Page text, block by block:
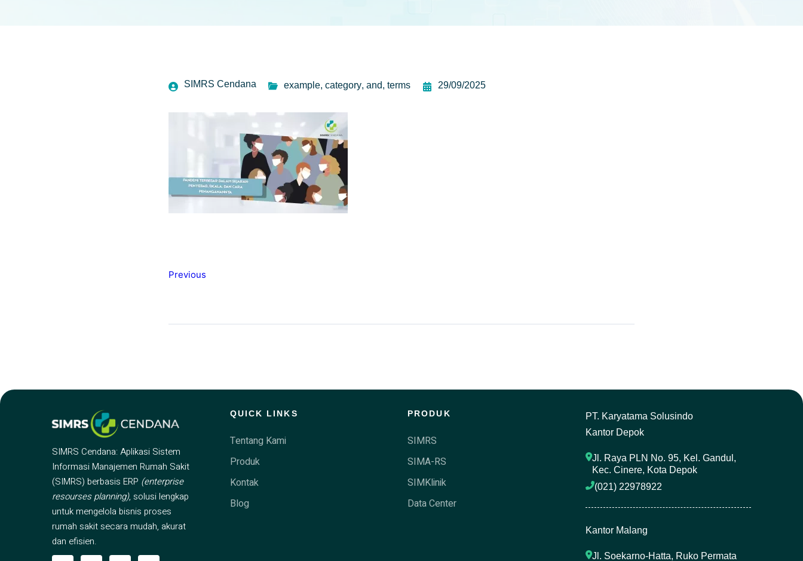
SIMRS Cendana example, category, and, terms 29/09/2025
Previous
SIMRS Cendana: Aplikasi Sistem
Informasi Manajemen Rumah Sakit
(SIMRS) berbasis ERP (enterprise
resourses planning), solusi lengkap
untuk mengelola bisnis proses
rumah sakit secara mudah, akurat
dan efisien.
QUICK LINKS
Tentang Kami
Produk
Kontak
Blog
PRODUK
SIMRS
SIMA-RS
SIMKlinik
Data Center
PT. Karyatama Solusindo
Kantor Depok
Jl. Raya PLN No. 95, Kel. Gandul,
Kec. Cinere, Kota Depok
(021) 22978922
Kantor Malang
Jl. Soekarno-Hatta, Ruko Permata